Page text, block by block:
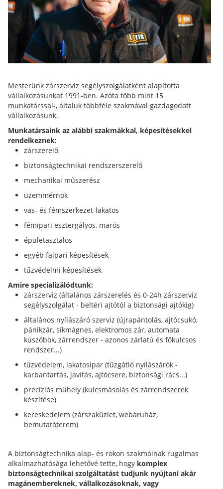
Mesterünk zárszerviz segélyszolgálatként alapította
vállalkozásunkat 1991-ben. Azóta több mint 15
munkatárssal-, általuk többféle szakmával gazdagodott
vállalkozásunk.
Munkatársaink az alábbi szakmákkal, képesítésekkel
rendelkeznek:
zárszerelő
biztonságtechnikai rendszerszerelő
mechanikai műszerész
üzemmérnök
vas- és fémszerkezet-lakatos
fémipari esztergályos, marós
épületasztalos
egyéb faipari képesítések
tűzvédelmi képesítések
Amire specializálódtunk:
zárszerviz (általános zárszerelés és 0-24h zárszerviz
segélyszolgálat - beltéri ajtótól a biztonsági ajtókig)
általános nyílászáró szerviz (újrapántolás, ajtócsukó,
pánikzár, síkmágnes, elektromos zár, automata
küszöbök, zárrendszer - azonos zárlatú és főkulcsos
rendszer...)
tűzvédelem, lakatosipar (tűzgátló nyílászárók -
karbantartás, javítás, ajtócsere, biztonsági rács...)
precíziós műhely (kulcsmásolás és zárrendszerek
készítése)
kereskedelem (zárszaküzlet, webáruház,
bemutatóterem)
A biztonságtechnika alap- és rokon szakmáinak rugalmas
alkalmazhatósága lehetővé tette, hogy komplex
biztonságtechnikai szolgáltatást tudjunk nyújtani akár
magánembereknek, vállalkozásoknak, vagy